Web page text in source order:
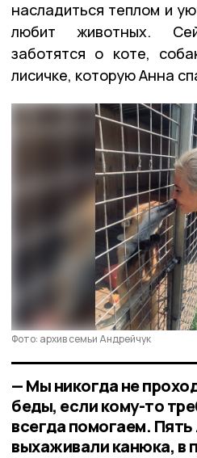
насладиться теплом и
любит животных.
заботятся о коте,
лисичке, которую Анна
Фото: архив семьи Андрейчук
— Мы никогда не
беды, если кому-то
всегда помогаем. Пять
выхаживали канюка, в